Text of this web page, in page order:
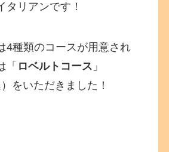
タリアンです！
4種類のコースが用意され
「 ロベルトコース 」
をいただきました！